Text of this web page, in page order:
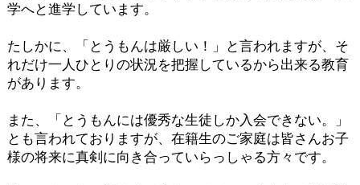
学へと進学しています。
たしかに、「とうもんは厳しい！」と言われますが、そ
れだけ一人ひとりの状況を把握しているから出来る教育
があります。
また、「とうもんには優秀な生徒しか入会できない。」
とも言われておりますが、在籍生のご家庭は皆さんお子
様の将来に真剣に向き合っていらっしゃる方々です。